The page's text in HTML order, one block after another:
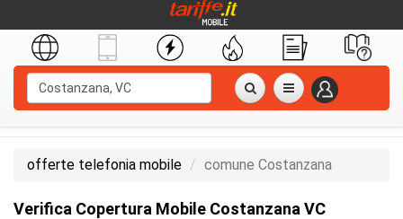
offerte telefonia mobile comune Costanzana
Verifica Copertura Mobile Costanzana VC